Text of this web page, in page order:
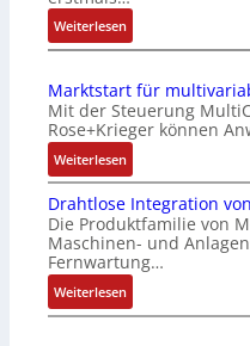
h
e
S
n
s
o
r
-
n
t
e
g
r
Weiterlesen:
I
C
6
2
4
4
3
-
Z
e
r
t
Marktstart für
Mit der Steuerung
Rose+Krieger können
Weiterlesen:
M
a
r
k
t
s
t
Drahtlose Integration
Die Produktfamilie von
Maschinen- und
Fernwartung…
Weiterlesen:
D